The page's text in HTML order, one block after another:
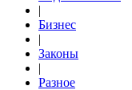
|
Бизнес
|
Законы
|
Разное